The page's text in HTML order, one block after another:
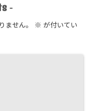
-
ません。 ※ が付いてい